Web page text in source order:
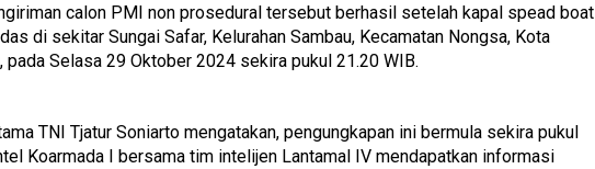
calon PMI non prosedural tersebut berhasil setelah kapal spead boat
di sekitar Sungai Safar, Kelurahan Sambau, Kecamatan Nongsa, Kota
pada Selasa 29 Oktober 2024 sekira pukul 21.20 WIB.
TNI Tjatur Soniarto mengatakan, pengungkapan ini bermula sekira pukul
Koarmada I bersama tim intelijen Lantamal IV mendapatkan informasi